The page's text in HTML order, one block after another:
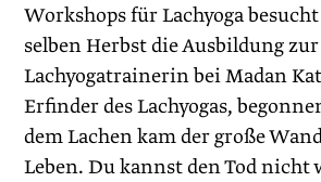
Workshops für Lachyoga
selben Herbst die Ausbildung zur
Lachyogatrainerin bei Madan
Erfinder des Lachyogas,
dem Lachen kam der große
Leben. Du kannst den Tod nicht